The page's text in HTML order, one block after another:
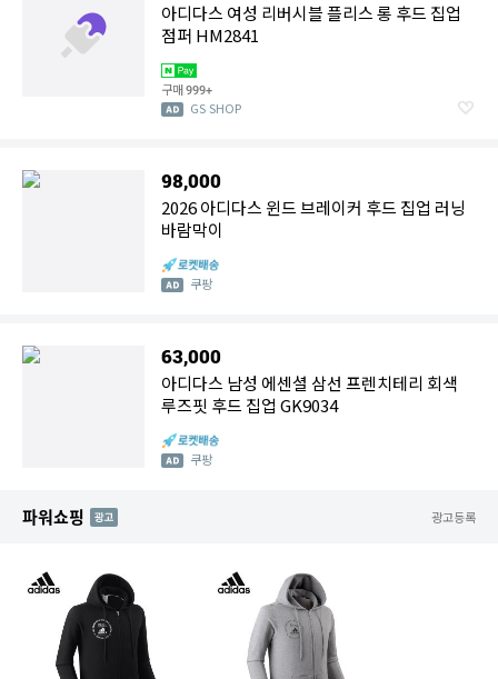
아디다스 여성 리버시블 플리스 롱 후드 집업
점퍼 HM2841
구매999+
GS SHOP
98,000
2026 아디다스 윈드 브레이커 후드 집업 러닝
바람막이
쿠팡
63,000
아디다스 남성 에센셜 삼선 프렌치테리 회색
루즈핏 후드 집업 GK9034
쿠팡
파워쇼핑 AD 광고등록